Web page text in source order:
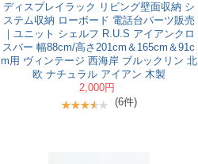
ディスプレイラック リビング壁面収納 シ
ステム収納 ローボード 電話台パーツ販売
｜ユニット シェルフ R.U.S アイアンクロ
スバー 幅88cm/高さ201cm＆165cm＆91c
m用 ヴィンテージ 西海岸 ブルックリン 北
欧 ナチュラル アイアン 木製
2,000円
(6件)